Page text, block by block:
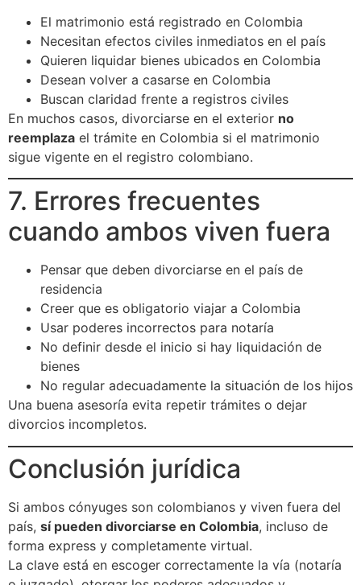
El matrimonio está registrado en Colombia
Necesitan efectos civiles inmediatos en el país
Quieren liquidar bienes ubicados en Colombia
Desean volver a casarse en Colombia
Buscan claridad frente a registros civiles
En muchos casos, divorciarse en el exterior no
reemplaza el trámite en Colombia si el matrimonio
sigue vigente en el registro colombiano.
7. Errores frecuentes
cuando ambos viven fuera
Pensar que deben divorciarse en el país de
residencia
Creer que es obligatorio viajar a Colombia
Usar poderes incorrectos para notaría
No definir desde el inicio si hay liquidación de
bienes
No regular adecuadamente la situación de los hijos
Una buena asesoría evita repetir trámites o dejar
divorcios incompletos.
Conclusión jurídica
Si ambos cónyuges son colombianos y viven fuera del
país, sí pueden divorciarse en Colombia, incluso de
forma express y completamente virtual.
La clave está en escoger correctamente la vía (notaría